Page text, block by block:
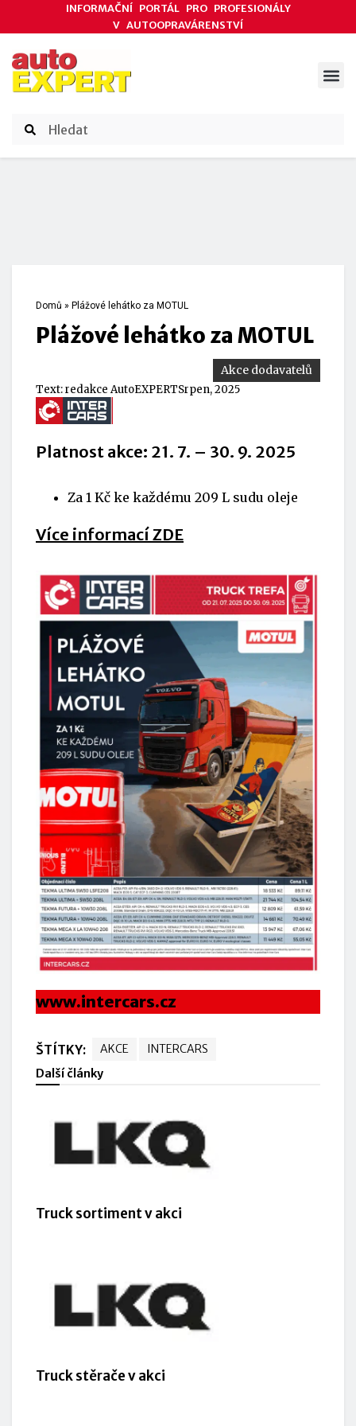
INFORMAČNÍ PORTÁL PRO PROFESIONÁLY
V AUTOOPRAVÁRENSTVÍ
Domů » Plážové lehátko za MOTUL
Plážové lehátko za MOTUL
Akce dodavatelů
Text:redakce AutoEXPERTSrpen, 2025
Platnost akce: 21. 7. – 30. 9. 2025
Za 1 Kč ke každému 209 L sudu oleje
Více informací ZDE
www.intercars.cz
ŠTÍTKY: AKCE
INTERCARS
Další články
Truck sortiment v akci
Truck stěrače v akci